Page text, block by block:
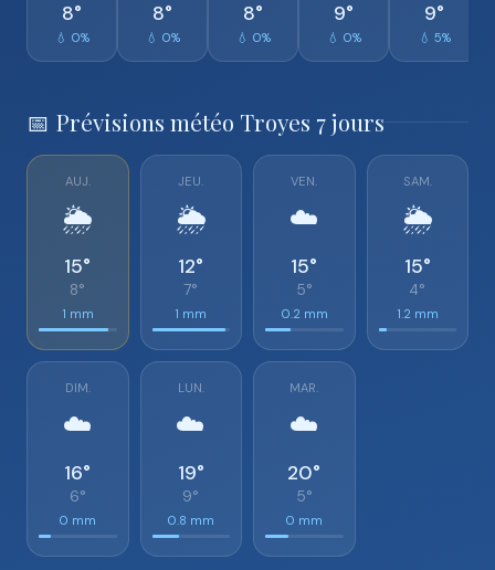
8°
💧 0%
8°
💧 0%
8°
💧 0%
9°
💧 0%
9°
💧 5%
📅 Prévisions météo Troyes 7 jours
AUJ.
🌦️
15°
8°
1 mm
JEU.
🌦️
12°
7°
1 mm
VEN.
☁️
15°
5°
0.2 mm
SAM.
🌦️
15°
4°
1.2 mm
DIM.
☁️
16°
6°
0 mm
LUN.
☁️
19°
9°
0.8 mm
MAR.
☁️
20°
5°
0 mm